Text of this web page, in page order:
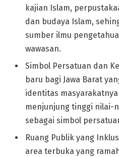
kajian Islam,
dan budaya Islam,
sumber ilmu
wawasan.
Simbol Persatuan dan
baru bagi Jawa Barat
identitas
menjunjung tinggi nilai-
sebagai simbol
Ruang Publik yang
area terbuka yang